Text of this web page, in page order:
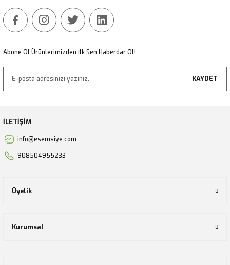
Abone Ol Ürünlerimizden İlk Sen Haberdar Ol!
KAYDET
İLETİŞİM
info@esemsiye.com
908504955233
Üyelik
Kurumsal